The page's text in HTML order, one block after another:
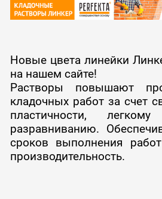
Новые цвета линейки
на нашем сайте!
Растворы повышают
кладочных работ за счет
пластичности,
разравниванию.
сроков выполнения
производительность.